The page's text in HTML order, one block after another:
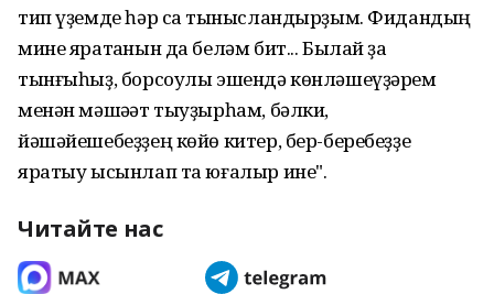
тип үҙемде һәр саҡ тынысландырҙым. Фидандың
мине яратҡанын да беләм бит... Былай ҙа
тынғыһыҙ, борсоулы эшендә көнләшеүҙәрем
менән мәшәҡәт тыуҙырһам, бәлки,
йәшәйешебеҙҙең көйө китер, бер-беребеҙҙе
яратыу ысынлап та юғалыр ине".
Читайте нас